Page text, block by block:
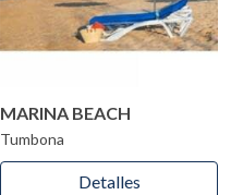
MARINA BEACH
Tumbona
Detalles